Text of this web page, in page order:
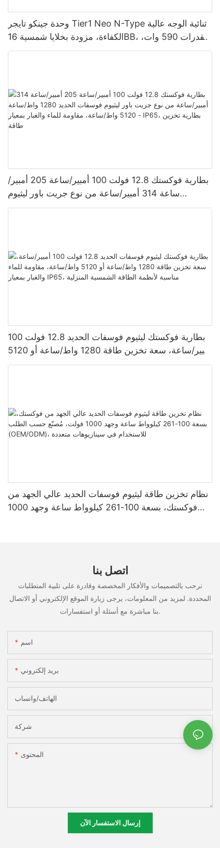
وحدة جينكو تايجر Tier1 Neo N-Type ثنائية الوجه عالية
الكفاءة، مزودة بخلايا شمسية 16BB، بقدرات 590 وات،
620 وات، 630 وات، و650 وات.
بطارية فوكستك 12.8 فولت 100 أمبير/ساعة 205 أمبير/
ساعة 314 أمبير/ساعة من نوع جريت باور ليثيوم
فوسفات الحديد 1280 واط/ساعة - 5120 واط/ساعة،
بطارية فوكستك ليثيوم فوسفات الحديد 12.8 فولت 100
أمبير/ساعة، سعة تخزين طاقة 1280 واط/ساعة أو 5120
واط/ساعة، مقاومة للماء والغبار بمعيار IP65، مناسبة
نظام تخزين طاقة ليثيوم فوسفات الحديد عالي الجهد من
فوكستك، بسعة 100-261 كيلوواط ساعة وجهد 1000
اتصل بنا
نرحب بالتصميمات والأفكار المخصصة وقادرة على تلبية المتطلبات
المحددة. لمزيد من المعلومات، يرجى زيارة الموقع الإلكتروني أو الاتصال
بنا مباشرة مع أسئلة أو استفسارات.
اسم
بريد إلكتروني
الهاتف/واتساب
شركة
المحتوى
إرسال الاستفسار الآن